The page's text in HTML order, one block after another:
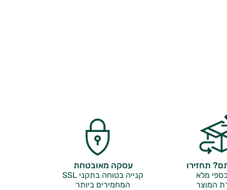
תחזירו
מלא
המוצר
עסקה מאובטחת
קנייה בטוחה בתקני SSL
המחמירים ביותר